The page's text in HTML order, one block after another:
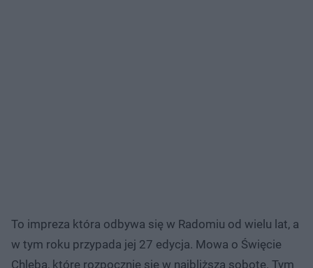
To impreza która odbywa się w Radomiu od wielu lat, a
w tym roku przypada jej 27 edycja. Mowa o Święcie
Chleba, które rozpocznie się w najbliższą sobotę. Tym